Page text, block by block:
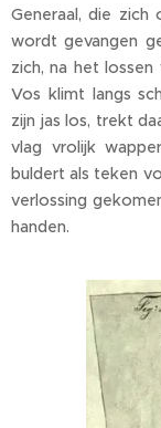
Generaal, die
wordt gevangen
zich, na het
Vos klimt langs
zijn jas los, trekt
vlag vrolijk
buldert als teken
verlossing
handen.